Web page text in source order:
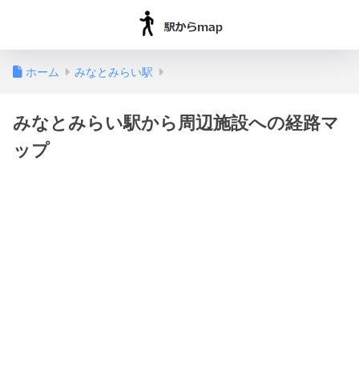
ホーム みなとみらい駅
みなとみらい駅から周辺施設への経路マ
ップ